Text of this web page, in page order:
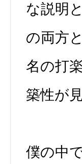
な説明
の両方
名の打
築性が
僕の中